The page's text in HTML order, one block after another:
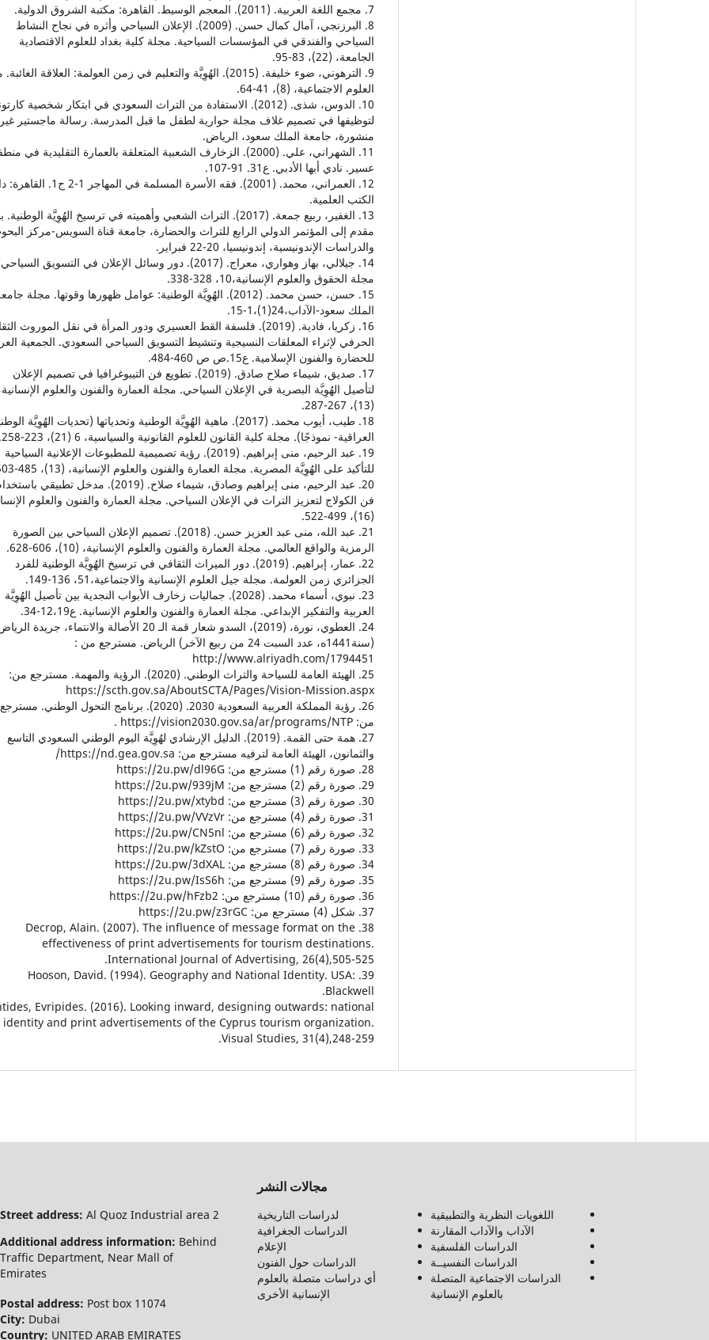
7. مجمع اللغة العربية. (2011). المعجم الوسيط. القاهرة: مكتبة الشروق الدولية.
8. البرزنجي، آمال كمال حسن. (2009). الإعلان السياحي وأثره في نجاح النشاط
السياحي والفندقي في المؤسسات السياحية. مجلة كلية بغداد للعلوم الاقتصادية
الجامعة، (22)، 83-95.
9. الترهوني، ضوء خليفة. (2015). الهُوِيَّة والتعليم في زمن العولمة: العلاقة
العلوم الاجتماعية، (8)، 41-64.
10. الدوس، شذى. (2012). الاستفادة من التراث السعودي في ابتكار شخصية
لتوظيفها في تصميم غلاف مجلة حوارية لطفل ما قبل المدرسة. رسالة ماجستير غير
منشورة، جامعة الملك سعود، الرياض.
11. الشهراني، علي. (2000). الزخارف الشعبية المتعلقة بالعمارة التقليدية في
عسير. نادي أبها الأدبي. ع31. 91-107.
12. العمراني، محمد. (2001). فقه الأسرة المسلمة في المهاجر 1-2 ج1.
الكتب العلمية.
13. الغفير، ربيع جمعة. (2017). التراث الشعبي وأهميته في ترسيخ الهُوِيَّة
مقدم إلى المؤتمر الدولي الرابع للتراث والحضارة، جامعة قناة السويس-مركز
والدراسات الإندونيسية، إندونيسيا، 20-22 فبراير.
14. جيلالي، بهاز وهواري، معراج. (2017). دور وسائل الإعلان في التسويق
مجلة الحقوق والعلوم الإنسانية،10، 328-338.
15. حسن، حسن محمد. (2012). الهُوِيَّة الوطنية: عوامل ظهورها وقوتها. مجلة
الملك سعود-الآداب،24(1)،1-15.
16. زكريا، فادية. (2019). فلسفة القط العسيري ودور المرأة في نقل الموروث
الحرفي لإثراء المعلقات النسيجية وتنشيط التسويق السياحي السعودي. الجمعية
للحضارة والفنون الإسلامية. ع15.ص ص 460-484.
17. صديق، شيماء صلاح صادق. (2019). تطويع فن التيبوغرافيا في تصميم الإعلان
لتأصيل الهُوِيَّة البصرية في الإعلان السياحي. مجلة العمارة والفنون والعلوم
(13)، 267-287.
18. طيب، أيوب محمد. (2017). ماهية الهُوِيَّة الوطنية وتحدياتها (تحديات الهُوِيَّة
العراقية- نموذجًا). مجلة كلية القانون للعلوم القانونية والسياسية، 6 (21)، 223-258.
19. عبد الرحيم، منى إبراهيم. (2019). رؤية تصميمية للمطبوعات الإعلانية السياحية
للتأكيد على الهُوِيَّة المصرية. مجلة العمارة والفنون والعلوم الإنسانية، (13)، 485-503.
20. عبد الرحيم، منى إبراهيم وصادق، شيماء صلاح. (2019). مدخل تطبيقي
فن الكولاج لتعزيز التراث في الإعلان السياحي. مجلة العمارة والفنون والعلوم
(16)، 499-522.
21. عبد الله، منى عبد العزيز حسن. (2018). تصميم الإعلان السياحي بين الصورة
الرمزية والواقع العالمي. مجلة العمارة والفنون والعلوم الإنسانية، (10)، 606-628.
22. عمار، إبراهيم. (2019). دور الميراث الثقافي في ترسيخ الهُوِيَّة الوطنية للفرد
الجزائري زمن العولمة. مجلة جيل العلوم الإنسانية والاجتماعية،51، 136-149.
23. نبوي، أسماء محمد. (2028). جماليات زخارف الأبواب النجدية بين تأصيل الهُوِيَّة
العربية والتفكير الإبداعي. مجلة العمارة والفنون والعلوم الإنسانية. ع12،19-34.
24. العطوي، نورة، (2019)، السدو شعار قمة الـ 20 الأصالة والانتماء، جريدة
(سنة1441ه، عدد السبت 24 من ربيع الآخر) الرياض. مسترجع من :
http://www.alriyadh.com/1794451
25. الهيئة العامة للسياحة والتراث الوطني. (2020). الرؤية والمهمة. مسترجع من:
https://scth.gov.sa/AboutSCTA/Pages/Vision-Mission.aspx
26. رؤية المملكة العربية السعودية 2030. (2020). برنامج التحول الوطني. مسترجع
من: https://vision2030.gov.sa/ar/programs/NTP .
27. همة حتى القمة. (2019). الدليل الإرشادي لهُوِيَّة اليوم الوطني السعودي التاسع
والثمانون، الهيئة العامة لترفيه مسترجع من: https://nd.gea.gov.sa/
28. صورة رقم (1) مسترجع من: https://2u.pw/dl96G
29. صورة رقم (2) مسترجع من: https://2u.pw/939jM
30. صورة رقم (3) مسترجع من: https://2u.pw/xtybd
31. صورة رقم (4) مسترجع من: https://2u.pw/VVzVr
32. صورة رقم (6) مسترجع من: https://2u.pw/CN5nl
33. صورة رقم (7) مسترجع من: https://2u.pw/kZstO
34. صورة رقم (8) مسترجع من: https://2u.pw/3dXAL
35. صورة رقم (9) مسترجع من: https://2u.pw/IsS6h
36. صورة رقم (10) مسترجع من: https://2u.pw/hFzb2
37. شكل (4) مسترجع من: https://2u.pw/z3rGC
38. Decrop, Alain. (2007). The influence of message format on the
effectiveness of print advertisements for tourism destinations.
International Journal of Advertising, 26(4),505-525.
39. Hooson, David. (1994). Geography and National Identity. USA:
Blackwell.
Evripides. (2016). Looking inward, designing outwards: national
identity and print advertisements of the Cyprus tourism organization.
Visual Studies, 31(4),248-259.
مجالات النشر
اللغويات النظرية والتطبيقية
الآداب والآداب المقارنة
الدراسات الفلسفية
الدراسات النفسيــة
الدراسات الاجتماعية المتصلة
بالعلوم الإنسانية
لدراسات التاريخية
الدراسات الجغرافية
الإعلام
الدراسات حول الفنون
أي دراسات متصلة بالعلوم
الإنسانية الأخرى
Street address: Al Quoz Industrial area 2
Additional address information: Behind
Traffic Department, Near Mall of
Emirates
Postal address: Post box 11074
City: Dubai
Country: UNITED ARAB EMIRATES